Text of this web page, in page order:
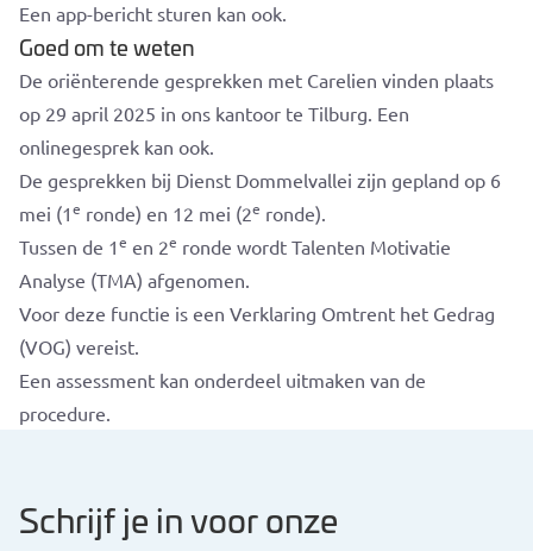
Een app-bericht sturen kan ook.
Goed om te weten
De oriënterende gesprekken met Carelien vinden plaats
op 29 april 2025 in ons kantoor te Tilburg. Een
onlinegesprek kan ook.
De gesprekken bij Dienst Dommelvallei zijn gepland op 6
mei (1e ronde) en 12 mei (2e ronde).
Tussen de 1e en 2e ronde wordt Talenten Motivatie
Analyse (TMA) afgenomen.
Voor deze functie is een Verklaring Omtrent het Gedrag
(VOG) vereist.
Een assessment kan onderdeel uitmaken van de
procedure.
Schrijf je in voor onze